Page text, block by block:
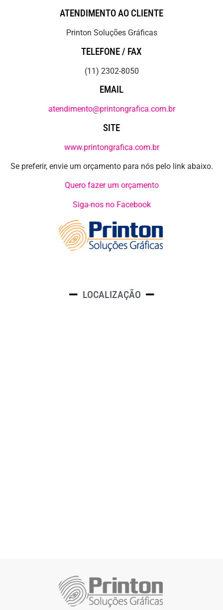
ATENDIMENTO AO CLIENTE
Printon Soluções Gráficas
TELEFONE / FAX
(11) 2302-8050
EMAIL
atendimento@printongrafica.com.br
SITE
www.printongrafica.com.br
Se preferir, envie um orçamento para nós pelo link abaixo.
Quero fazer um orçamento
Siga-nos no Facebook
LOCALIZAÇÃO